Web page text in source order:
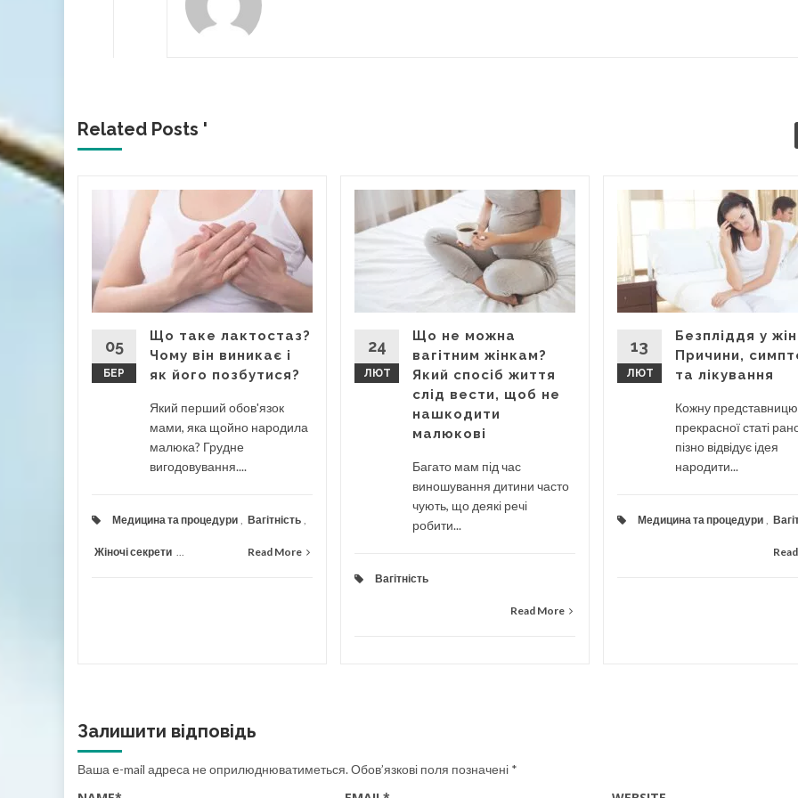
Related Posts '
05
БЕР
Що таке лактостаз?
Чому він виникає і
як його позбутися?
Який перший обов'язок
мами, яка щойно народила
малюка? Грудне
вигодовування....
Медицина та процедури Вагітність
Жіночі секрети Read More
24
ЛЮТ
Що не можна
вагітним жінкам?
Який спосіб життя
слід вести, щоб не
нашкодити
малюкові
Багато мам під час
виношування дитини часто
чують, що деякі речі
робити...
Вагітність
Read More
13
ЛЮТ
Безпліддя у
Причини,
та лікування
Кожну представницю
прекрасної статі
пізно відвідує ідея
народити...
Медицина та процедури
Залишити відповідь
Ваша e-mail адреса не оприлюднюватиметься.Обов’язкові поля позначені *